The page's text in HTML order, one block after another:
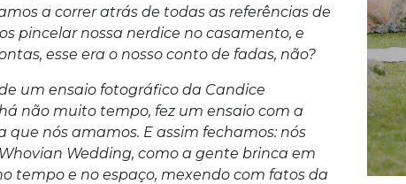
a correr atrás de todas as referências de
pincelar nossa nerdice no casamento, e
esse era o nosso conto de fadas, não?
um ensaio fotográfico da Candice
não muito tempo, fez um ensaio com a
nós amamos. E assim fechamos: nós
Wedding, como a gente brinca em
tempo e no espaço, mexendo com fatos da